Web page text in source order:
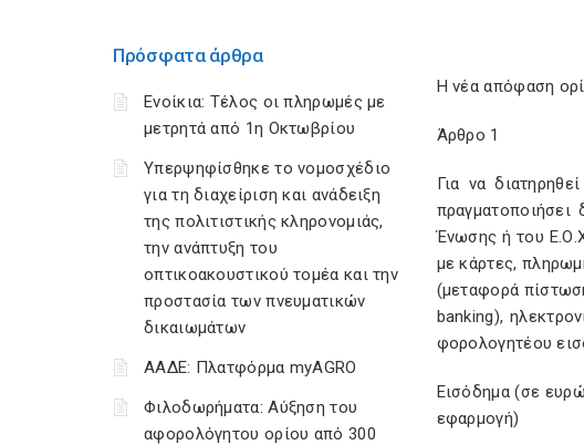
Πρόσφατα άρθρα
Ενοίκια: Τέλος οι πληρωμές με
μετρητά από 1η Οκτωβρίου
Υπερψηφίσθηκε το νομοσχέδιο
για τη διαχείριση και ανάδειξη
της πολιτιστικής κληρονομιάς,
την ανάπτυξη του
οπτικοακουστικού τομέα και την
προστασία των πνευματικών
δικαιωμάτων
ΑΑΔΕ: Πλατφόρμα myAGRO
Φιλοδωρήματα: Αύξηση του
αφορολόγητου ορίου από 300
Η νέα απόφαση
Άρθρο 1
Για να
Ένωσης ή του
με κάρτες,
(μεταφορά
banking),
φορολογητέου
Εισόδημα (σε
εφαρμογή)